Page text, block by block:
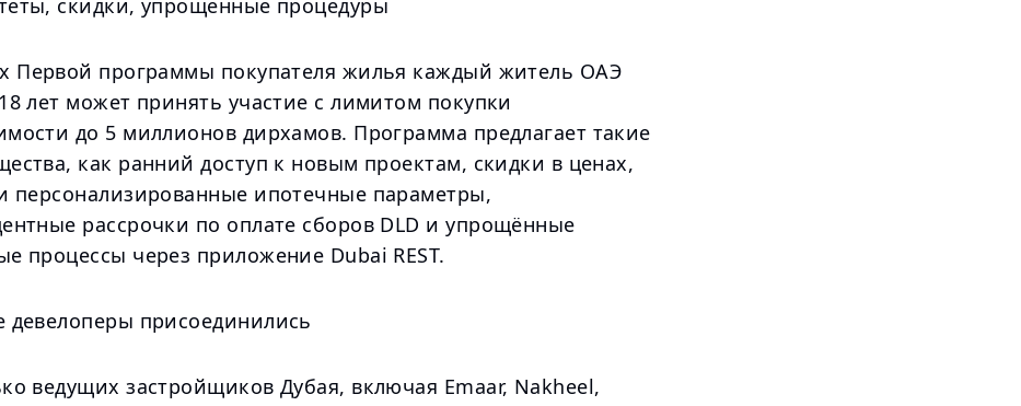
скидки, упрощенные процедуры
Первой программы покупателя жилья каждый житель ОАЭ
лет может принять участие с лимитом покупки
до 5 миллионов дирхамов. Программа предлагает такие
как ранний доступ к новым проектам, скидки в ценах,
персонализированные ипотечные параметры,
рассрочки по оплате сборов DLD и упрощённые
процессы через приложение Dubai REST.
девелоперы присоединились
ведущих застройщиков Дубая, включая Emaar, Nakheel,